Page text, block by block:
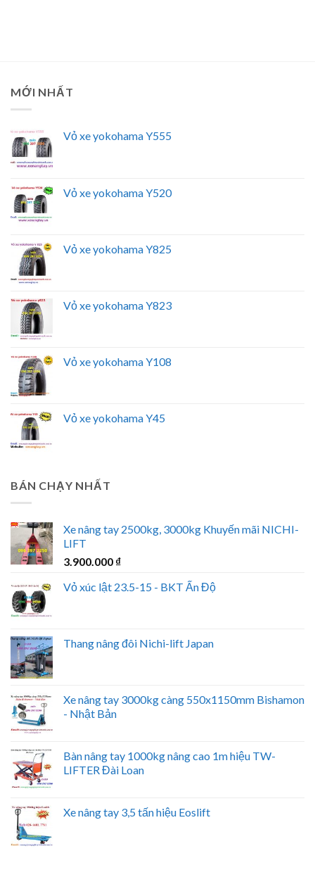
MỚI NHẤT
Vỏ xe yokohama Y555
Vỏ xe yokohama Y520
Vỏ xe yokohama Y825
Vỏ xe yokohama Y823
Vỏ xe yokohama Y108
Vỏ xe yokohama Y45
BÁN CHẠY NHẤT
Xe nâng tay 2500kg, 3000kg Khuyến mãi NICHI-
LIFT
3.900.000 ₫
Vỏ xúc lật 23.5-15 - BKT Ấn Độ
Thang nâng đôi Nichi-lift Japan
Xe nâng tay 3000kg càng 550x1150mm Bishamon
- Nhật Bản
Bàn nâng tay 1000kg nâng cao 1m hiệu TW-
LIFTER Đài Loan
Xe nâng tay 3,5 tấn hiệu Eoslift